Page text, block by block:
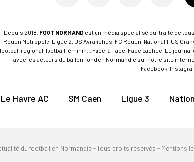
Depuis 2018, FOOT NORMAND est un média spécialisé qui traite de tous
Rouen Métropole, Ligue 2, US Avranches, FC Rouen, National 1, US
football régional, football féminin... Face-à-face, Face cachée, Le
avec les acteurs du ballon rond en Normandie sur notre site
Facebook,
Le Havre AC SM Caen Ligue 3
du football en Normandie - Tous droits réservés - Mentions